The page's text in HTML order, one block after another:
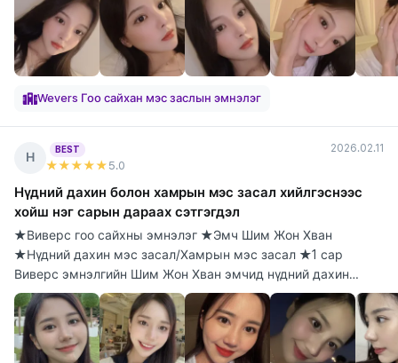
Wevers Гоо сайхан мэс заслын эмнэлэг
Н
BEST
★★★★★ 5.0
2026.02.11
Нүдний дахин болон хамрын мэс засал хийлгэснээс
хойш нэг сарын дараах сэтгэгдэл
★Виверс гоо сайхны эмнэлэг ★Эмч Шим Жон Хван
★Нүдний дахин мэс засал/Хамрын мэс засал ★1 сар
Виверс эмнэлгийн Шим Жон Хван эмчид нүдний дахин
болон х...